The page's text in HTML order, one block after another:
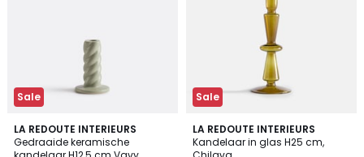
Sale
LA REDOUTE INTERIEURS
Gedraaide keramische
Sale
LA REDOUTE INTERIEURS
Kandelaar in glas H25 cm,
4,3
/ 5